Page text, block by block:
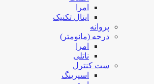
امرا
ایتال تکنیک
پروانه
درجه (مانومتر)
امرا
ناتلی
ست کنترل
اسپرینگ